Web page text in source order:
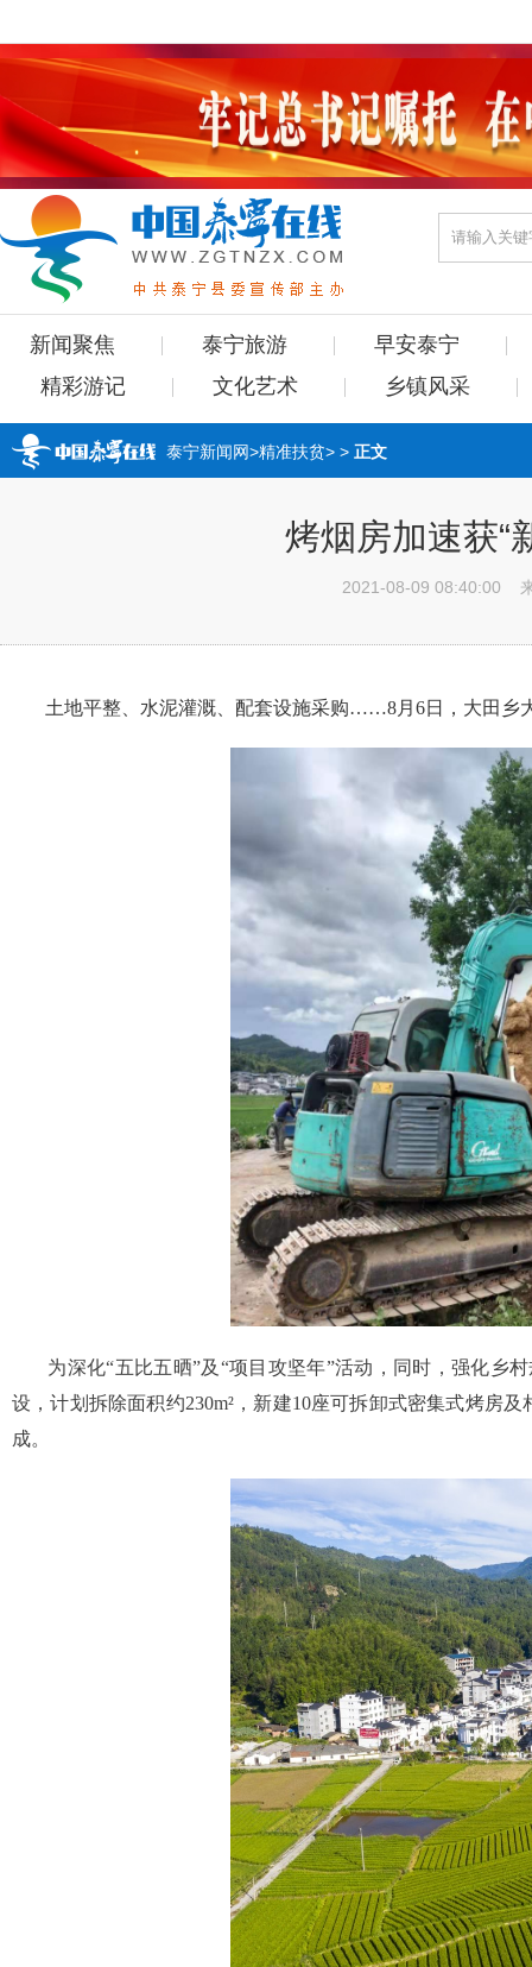
新闻聚焦 泰宁旅游
早安泰宁
精彩游记
文化艺术 乡镇风采
泰宁新闻网>精准扶贫> > 正文
烤烟房加速获“
2021-08-09 08:40:00
土地平整、水泥灌溉、配套设施采购……8月6日，大田乡
为深化“五比五晒”及“项目攻坚年”活动，同时，强化乡
设，计划拆除面积约230m²，新建10座可拆卸式密集式烤房
成。